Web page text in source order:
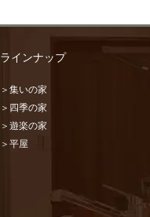
ラインナップ
＞集いの家
＞四季の家
＞遊楽の家
＞平屋